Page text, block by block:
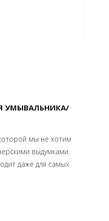
УМЫВАЛЬНИКА/
мы не хотим
выдумками.
даже для самых